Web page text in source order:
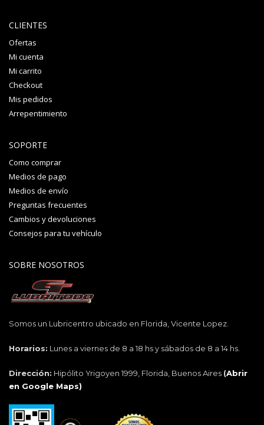
CLIENTES
Ofertas
Mi cuenta
Mi carrito
Checkout
Mis pedidos
Arrepentimiento
SOPORTE
Como comprar
Medios de pago
Medios de envío
Preguntas frecuentes
Cambios y devoluciones
Consejos para tu vehículo
SOBRE NOSOTROS
Somos un Lubricentro ubicado en Florida, Vicente Lopez.
Horarios: Lunes a viernes de 8 a 18 hs y sábados de 8 a 14 hs.
Dirección: Hipólito Yrigoyen 1999, Florida, Buenos Aires (Abrir
en Google Maps)